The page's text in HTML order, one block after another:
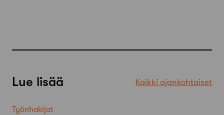
Lue lisää Kaikki ajankohtaiset
Työnhakijat